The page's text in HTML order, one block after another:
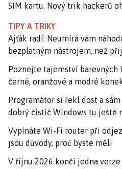
SIM kartu. Nový trik hackerů
TIPY A TRIKY
Ajťák radí: Neumírá vám
bezplatným nástrojem, než
Poznejte tajemství barevných
černé, oranžové a modré
Programátor si řekl dost a
dobrý čistič Windows tu ještě
Vypínáte Wi-Fi router při
jsou důvody, proč byste měli
V říjnu 2026 končí jedna verze